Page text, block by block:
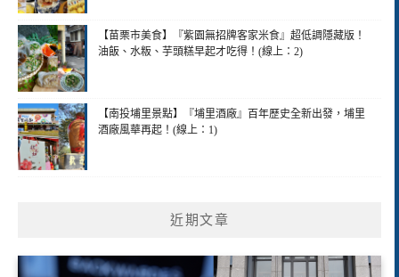
【苗栗市美食】『紫園無招牌客家米食』超低調隱藏版！
油飯、水粄、芋頭糕早起才吃得！(線上：2)
【南投埔里景點】『埔里酒廠』百年歷史全新出發，埔里
酒廠風華再起！(線上：1)
近期文章